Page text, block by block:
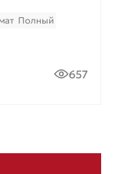
Полный
657